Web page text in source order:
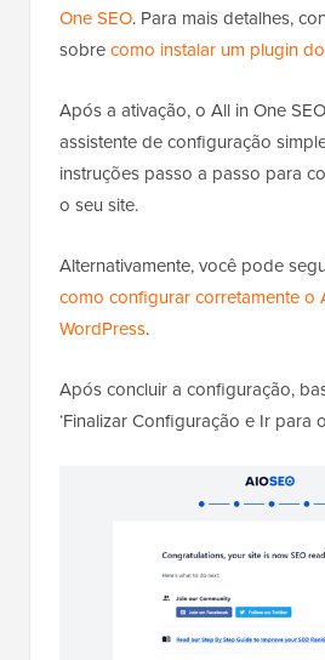
One SEO. Para mais detalhes,
sobrecomo instalar um plugin
Após a ativação, o All in One
assistente de configuração
instruções passo a passo para
o seu site.
Alternativamente, você pode
como configurar corretamente o
WordPress.
Após concluir a configuração,
‘Finalizar Configuração e Ir para